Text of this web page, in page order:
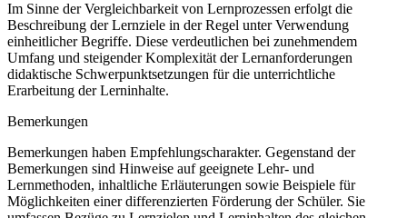
Im Sinne der Vergleichbarkeit von Lernprozessen erfolgt die
Beschreibung der Lernziele in der Regel unter Verwendung
einheitlicher Begriffe. Diese verdeutlichen bei zunehmendem
Umfang und steigender Komplexität der Lernanforderungen
didaktische Schwerpunktsetzungen für die unterrichtliche
Erarbeitung der Lerninhalte.
Bemerkungen
Bemerkungen haben Empfehlungscharakter. Gegenstand der
Bemerkungen sind Hinweise auf geeignete Lehr- und
Lernmethoden, inhaltliche Erläuterungen sowie Beispiele für
Möglichkeiten einer differenzierten Förderung der Schüler. Sie